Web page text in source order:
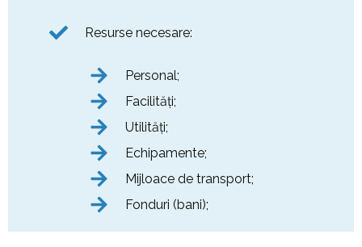
Resurse necesare:
Personal;
Facilităţi;
Utilităţi;
Echipamente;
Mijloace de transport;
Fonduri (bani);